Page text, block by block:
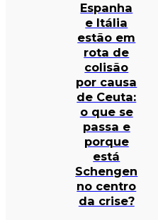
Espanha
e Itália
estão em
rota de
colisão
por causa
de Ceuta:
o que se
passa e
porque
está
Schengen
no centro
da crise?